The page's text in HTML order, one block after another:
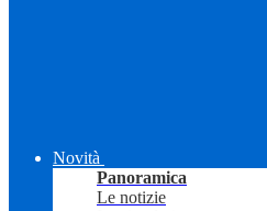
Novità
Panoramica
Le notizie